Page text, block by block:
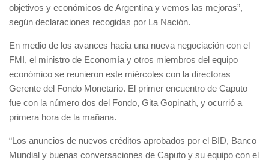
objetivos y económicos de Argentina y vemos las mejoras”,
según declaraciones recogidas por La Nación.
En medio de los avances hacia una nueva negociación con el
FMI, el ministro de Economía y otros miembros del equipo
económico se reunieron este miércoles con la directoras
Gerente del Fondo Monetario. El primer encuentro de Caputo
fue con la número dos del Fondo, Gita Gopinath, y ocurrió a
primera hora de la mañana.
“Los anuncios de nuevos créditos aprobados por el BID, Banco
Mundial y buenas conversaciones de Caputo y su equipo con el